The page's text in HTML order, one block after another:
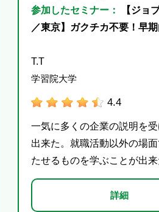
参加したセミナー：
【ジョ
／東京】ガクチカ不要！早
T.T
学習院大学
4.4
一気に多くの企業の説明を
出来た。就職活動以外の場
たせるものを学ぶことが出来
詳細